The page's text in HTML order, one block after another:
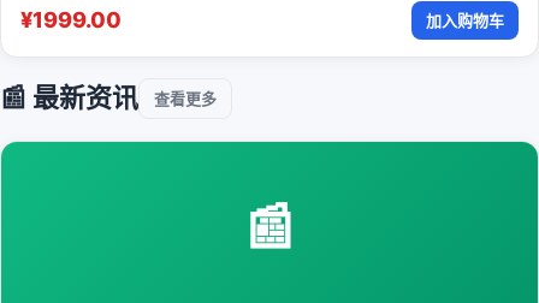
¥1999.00 加入购物车
📰 最新资讯 查看更多
📰